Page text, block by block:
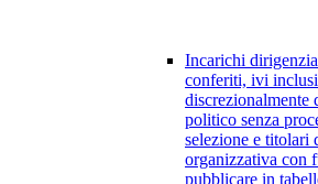
Incarichi
conferiti, ivi
politico senza
selezione e titolari
organizzativa con
pubblicare in